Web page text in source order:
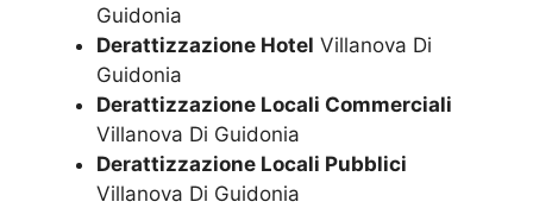
Guidonia
Derattizzazione Hotel Villanova Di
Guidonia
Derattizzazione Locali Commerciali
Villanova Di Guidonia
Derattizzazione Locali Pubblici
Villanova Di Guidonia